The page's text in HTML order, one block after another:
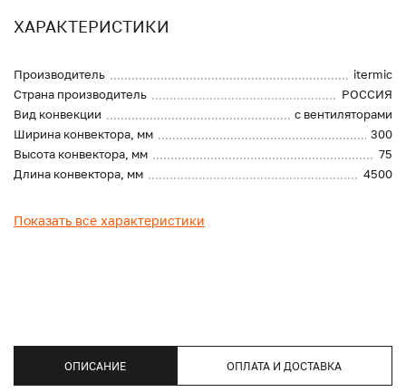
ХАРАКТЕРИСТИКИ
Производитель
itermic
Страна производитель
РОССИЯ
Вид конвекции
с вентиляторами
Ширина конвектора, мм
300
Высота конвектора, мм
75
Длина конвектора, мм
4500
Показать все характеристики
ОПИСАНИЕ ОПЛАТА И ДОСТАВКА